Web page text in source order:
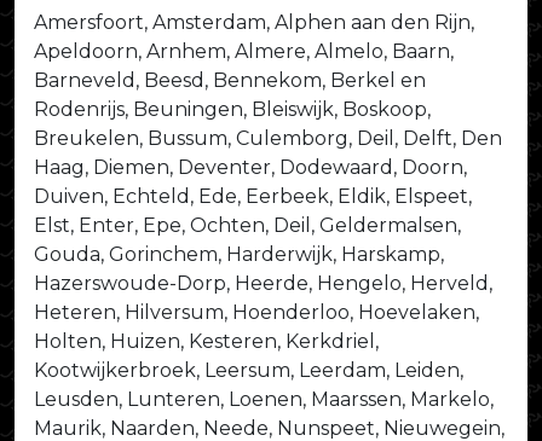
Amersfoort, Amsterdam, Alphen aan den Rijn,
Apeldoorn, Arnhem, Almere, Almelo, Baarn,
Barneveld, Beesd, Bennekom, Berkel en
Rodenrijs, Beuningen, Bleiswijk, Boskoop,
Breukelen, Bussum, Culemborg, Deil, Delft, Den
Haag, Diemen, Deventer, Dodewaard, Doorn,
Duiven, Echteld, Ede, Eerbeek, Eldik, Elspeet,
Elst, Enter, Epe, Ochten, Deil, Geldermalsen,
Gouda, Gorinchem, Harderwijk, Harskamp,
Hazerswoude-Dorp, Heerde, Hengelo, Herveld,
Heteren, Hilversum, Hoenderloo, Hoevelaken,
Holten, Huizen, Kesteren, Kerkdriel,
Kootwijkerbroek, Leersum, Leerdam, Leiden,
Leusden, Lunteren, Loenen, Maarssen, Markelo,
Maurik, Naarden, Neede, Nunspeet, Nieuwegein,